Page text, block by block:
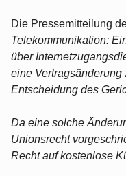
Die Pressemitteilung
Telekommunikation:
über
eine
Entscheidung des
Da eine solche
Unionsrecht
Recht auf kostenlose